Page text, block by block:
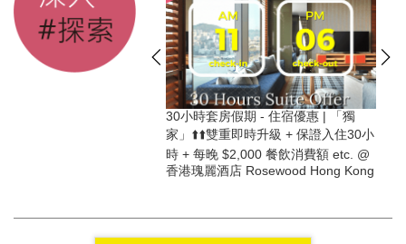
30小時套房假期 - 住宿優惠 | 「獨
家」⬆️⬆️雙重即時升級 + 保證入住30小
時 + 每晚 $2,000 餐飲消費額 etc. @
香港瑰麗酒店 Rosewood Hong Kong